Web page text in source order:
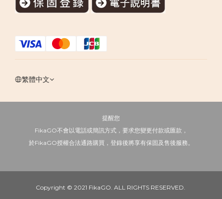
繁體中文
提醒您
FikaGO不會以電話或簡訊方式，要求您變更付款或匯款，
於FikaGO授權合法通路購買，登錄後將享有保固及售後服務。
Copyright © 2021 FikaGO. ALL RIGHTS RESERVED.